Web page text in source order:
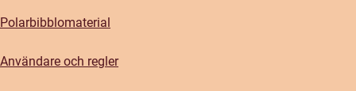
Polarbibblomaterial
Användare och regler